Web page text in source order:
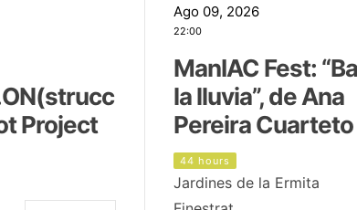
Project
Ago 09, 2026
22:00
ManIAC Fest:
la lluvia”, de Ana
Pereira Cuarteto
44 hours
Jardines de la Ermita